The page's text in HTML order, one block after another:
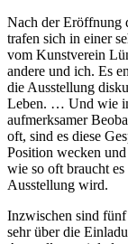
Nach der Eröffnung
trafen sich in einer
vom Kunstverein
andere und ich. Es
die Ausstellung
Leben. … Und wie
aufmerksamer
oft, sind es diese
Position wecken
wie so oft braucht es
Ausstellung wird.
Inzwischen sind
sehr über die